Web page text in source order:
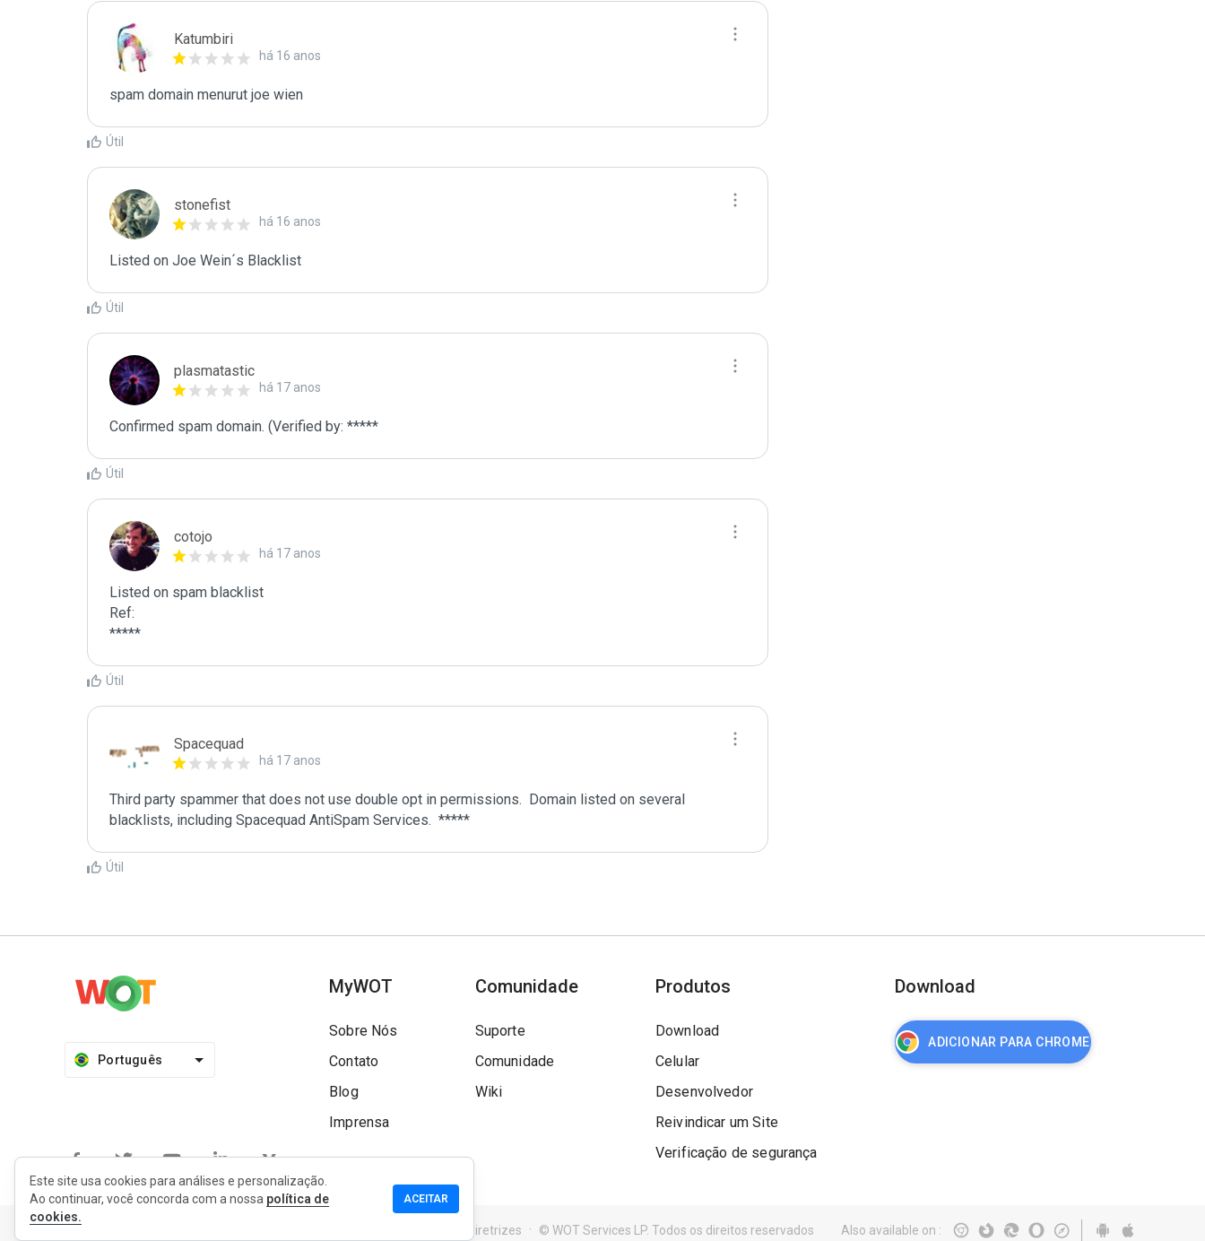
Katumbiri
há 16 anos
spam domain menurut joe wien
Útil
stonefist
há 16 anos
Listed on Joe Wein´s Blacklist
Útil
plasmatastic
há 17 anos
Confirmed spam domain. (Verified by: *****
Útil
cotojo
há 17 anos
Listed on spam blacklist
Ref:
*****
Útil
Spacequad
há 17 anos
Third party spammer that does not use double opt in permissions.  Domain listed on several
Útil
Português
MyWOT
Sobre Nós
Contato
Blog
Imprensa
Comunidade
Suporte
Comunidade
Wiki
Produtos
Download
Celular
Desenvolvedor
Reivindicar um Site
Verificação de segurança
Download
ADICIONAR PARA CHROME
Diretrizes © WOT Services LP. Todos os direitos reservados Also available on :
Este site usa cookies para análises e personalização.
Ao continuar, você concorda com a nossa política de
cookies.
ACEITAR